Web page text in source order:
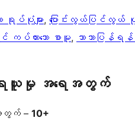
ာ ရုပ်ပုံများ, ပြောင်းလွယ်ပြင်လွယ်
ပ်ထားသော စာမူ, ဘာသာပြန်
ရယူမှု အရေအတွက်
တွက် – 10+